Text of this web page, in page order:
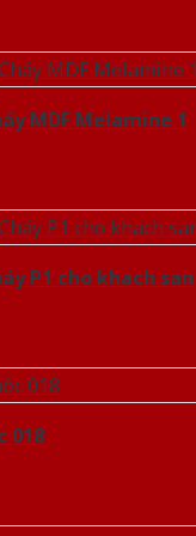
MDF Melamine 1
P1 cho khach san
018